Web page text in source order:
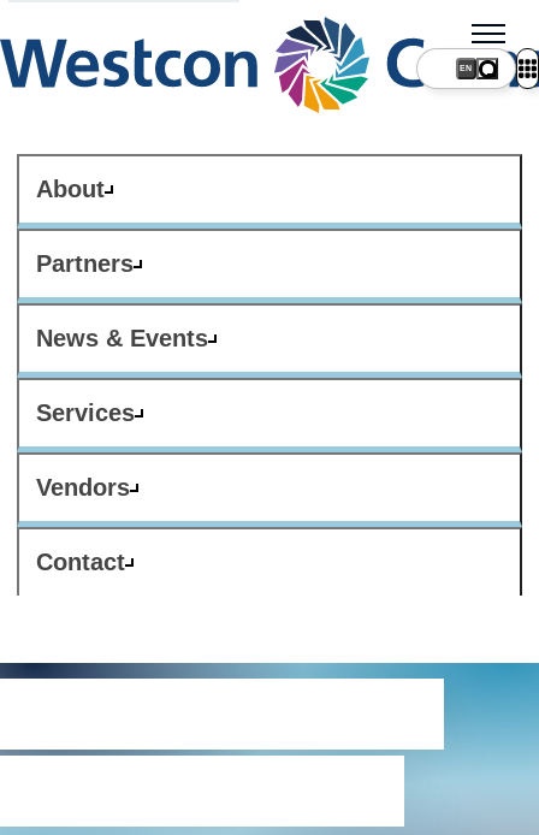
About
Partners
News & Events
Services
Vendors
Contact